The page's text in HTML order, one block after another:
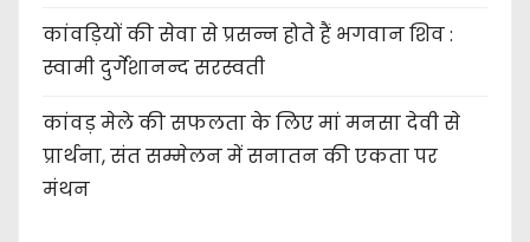
कांवड़ियों की सेवा से प्रसन्न होते हैं भगवान शिव :
स्वामी दुर्गेशानन्द सरस्वती
कांवड़ मेले की सफलता के लिए मां मनसा देवी से
प्रार्थना, संत सम्मेलन में सनातन की एकता पर
मंथन